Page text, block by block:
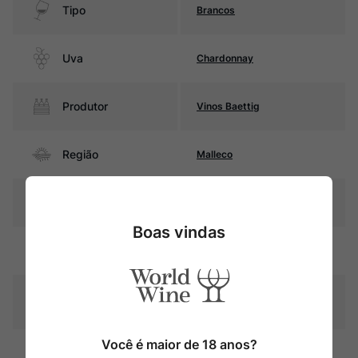
Tipo Brancos
Uva Chardonnay
Produtor Vinos Baettig
Região Malleco
Graduação Alcóoli
13%
16 meses em barricas de
Boas vindas
Você é maior de 18 anos?